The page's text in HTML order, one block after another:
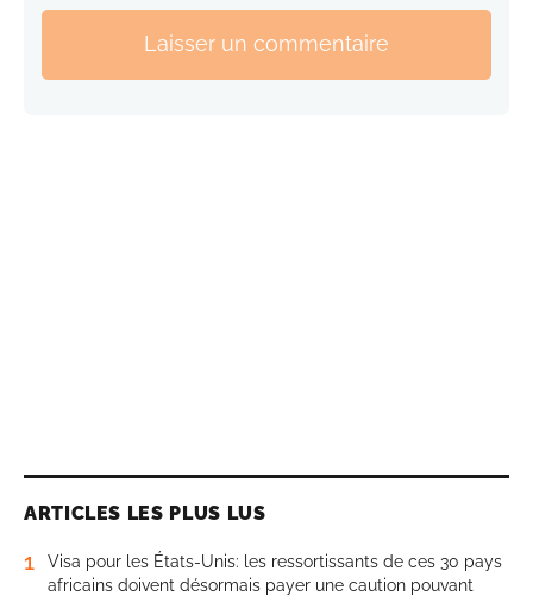
Laisser un commentaire
ARTICLES LES PLUS LUS
1
Visa pour les États-Unis: les ressortissants de ces 30 pays
africains doivent désormais payer une caution pouvant